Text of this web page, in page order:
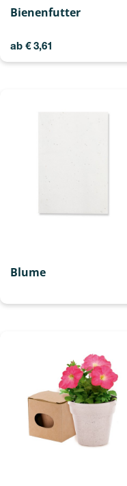
Bienenfutter
ab €3,61
Blume